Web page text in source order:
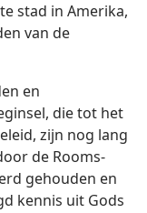
stad in Amerika,
van de
en
die tot het
zijn nog lang
de Rooms-
gehouden en
kennis uit Gods